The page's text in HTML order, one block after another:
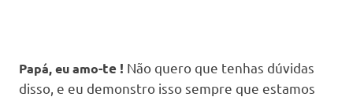
Papá, eu amo-te ! Não quero que tenhas dúvidas
disso, e eu demonstro isso sempre que estamos